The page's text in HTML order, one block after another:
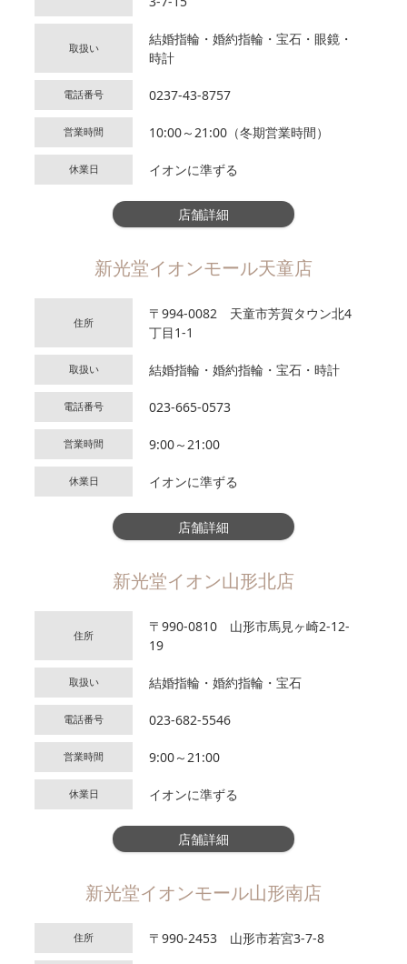
取扱い
結婚指輪・婚約指輪・宝石・眼鏡・
時計
電話番号 0237-43-8757
営業時間 10:00～21:00（冬期営業時間）
休業日 イオンに準ずる
店舗詳細
新光堂イオンモール天童店
住所
〒994-0082 天童市芳賀タウン北4
丁目1-1
取扱い 結婚指輪・婚約指輪・宝石・時計
電話番号 023-665-0573
営業時間 9:00～21:00
休業日 イオンに準ずる
店舗詳細
新光堂イオン山形北店
住所
〒990-0810 山形市馬見ヶ崎2-12-
19
取扱い 結婚指輪・婚約指輪・宝石
電話番号 023-682-5546
営業時間 9:00～21:00
休業日 イオンに準ずる
店舗詳細
新光堂イオンモール山形南店
住所 〒990-2453 山形市若宮3-7-8